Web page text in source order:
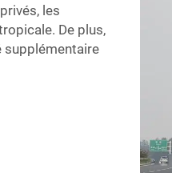
les
De plus,
supplémentaire